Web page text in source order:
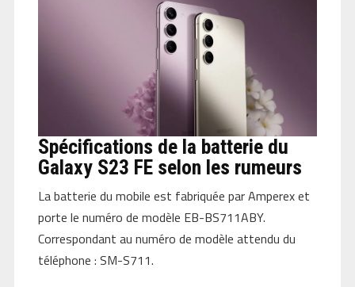
Spécifications de la batterie du
Galaxy S23 FE selon les rumeurs
La batterie du mobile est fabriquée par Amperex et
porte le numéro de modèle EB-BS711ABY.
Correspondant au numéro de modèle attendu du
téléphone : SM-S711.